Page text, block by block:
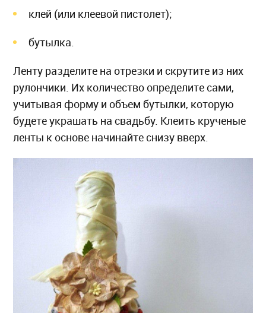
клей (или клеевой пистолет);
бутылка.
Ленту разделите на отрезки и скрутите из них
рулончики. Их количество определите сами,
учитывая форму и объем бутылки, которую
будете украшать на свадьбу. Клеить крученые
ленты к основе начинайте снизу вверх.